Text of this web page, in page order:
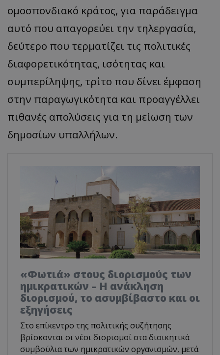
ομοσπονδιακό κράτος, για παράδειγμα
αυτό που απαγορεύει την τηλεργασία,
δεύτερο που τερματίζει τις πολιτικές
διαφορετικότητας, ισότητας και
συμπερίληψης, τρίτο που δίνει έμφαση
στην παραγωγικότητα και προαγγέλλει
πιθανές απολύσεις για τη μείωση των
δημοσίων υπαλλήλων.
«Φωτιά» στους διορισμούς των
ημικρατικών – Η ανάκληση
διορισμού, το ασυμβίβαστο και οι
εξηγήσεις
Στο επίκεντρο της πολιτικής συζήτησης
βρίσκονται οι νέοι διορισμοί στα διοικητικά
συμβούλια των ημικρατικών οργανισμών, μετά